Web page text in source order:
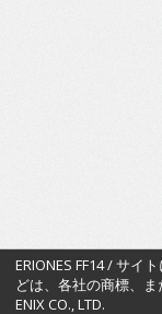
ERIONES FF14 / サイ
どは、各社の商標、
ENIX CO., LTD.